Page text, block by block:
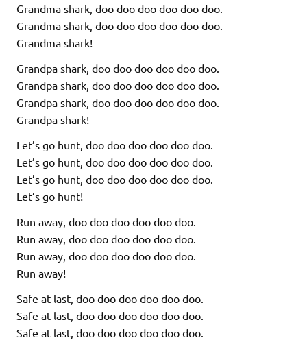
Grandma shark, doo doo doo doo doo doo.
Grandma shark, doo doo doo doo doo doo.
Grandma shark!
Grandpa shark, doo doo doo doo doo doo.
Grandpa shark, doo doo doo doo doo doo.
Grandpa shark, doo doo doo doo doo doo.
Grandpa shark!
Let’s go hunt, doo doo doo doo doo doo.
Let’s go hunt, doo doo doo doo doo doo.
Let’s go hunt, doo doo doo doo doo doo.
Let’s go hunt!
Run away, doo doo doo doo doo doo.
Run away, doo doo doo doo doo doo.
Run away, doo doo doo doo doo doo.
Run away!
Safe at last, doo doo doo doo doo doo.
Safe at last, doo doo doo doo doo doo.
Safe at last, doo doo doo doo doo doo.